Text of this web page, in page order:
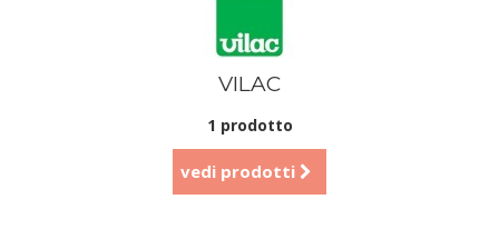
VILAC
1 prodotto
vedi prodotti